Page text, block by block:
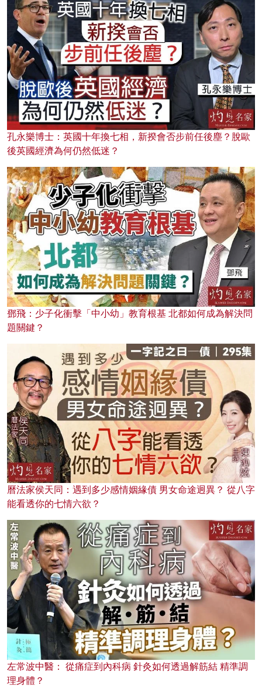
孔永樂博士：英國十年換七相，新揆會否步前任後塵？脫歐
後英國經濟為何仍然低迷？
鄧飛：少子化衝擊「中小幼」教育根基 北都如何成為解決問
題關鍵？
曆法家侯天同：遇到多少感情姻緣債 男女命途迥異？ 從八字
能看透你的七情六欲？
左常波中醫： 從痛症到內科病 針灸如何透過解筋結 精準調
理身體？